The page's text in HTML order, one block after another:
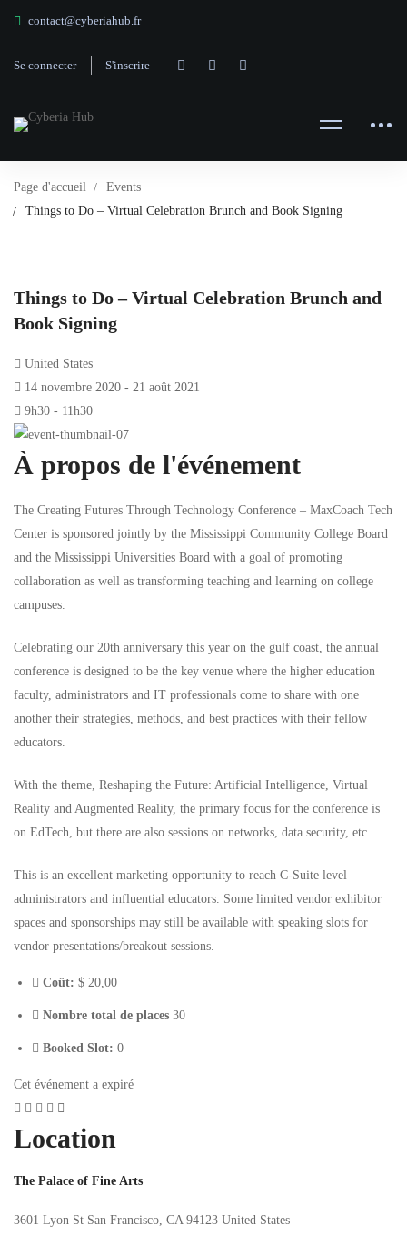
contact@cyberiahub.fr
Se connecter S'inscrire
Page d'accueil
Events
Things to Do – Virtual Celebration Brunch and Book Signing
Things to Do – Virtual Celebration Brunch and
Book Signing
United States
14 novembre 2020 - 21 août 2021
9h30 - 11h30
À propos de l'événement
The Creating Futures Through Technology Conference – MaxCoach Tech
Center is sponsored jointly by the Mississippi Community College Board
and the Mississippi Universities Board with a goal of promoting
collaboration as well as transforming teaching and learning on college
campuses.
Celebrating our 20th anniversary this year on the gulf coast, the annual
conference is designed to be the key venue where the higher education
faculty, administrators and IT professionals come to share with one
another their strategies, methods, and best practices with their fellow
educators.
With the theme, Reshaping the Future: Artificial Intelligence, Virtual
Reality and Augmented Reality, the primary focus for the conference is
on EdTech, but there are also sessions on networks, data security, etc.
This is an excellent marketing opportunity to reach C-Suite level
administrators and influential educators. Some limited vendor exhibitor
spaces and sponsorships may still be available with speaking slots for
vendor presentations/breakout sessions.
Coût: $ 20,00
Nombre total de places 30
Booked Slot: 0
Cet événement a expiré
Location
The Palace of Fine Arts
3601 Lyon St San Francisco, CA 94123 United States